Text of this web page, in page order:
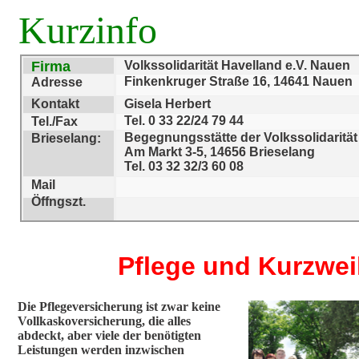
Die Pflegeversicherung ist zwar keine
Vollkaskoversicherung, die alles
abdeckt, aber viele der benötigten
Leistungen werden inzwischen
Pflege und
Kurzinfo
Firma
Volkssolidarität Havelland e.V. Nauen
Adresse
Finkenkruger Straße 16, 14641 Nauen
Kontakt
Gisela Herbert
Tel./Fax
Tel. 0 33 22/24 79 44
Brieselang:
Begegnungsstätte der Volkssolidarität
Am Markt 3-5, 14656 Brieselang
Tel. 03 32 32/3 60 08
Mail
Öffngszt.